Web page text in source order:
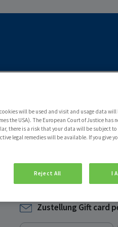
Kobo
Zustellung Gift card
will be used and visit and usage data will
the USA). The European Court of Justice has
there is a risk that your data will be subject to
legal remedies will be available. If you give
Reject All I